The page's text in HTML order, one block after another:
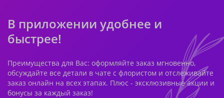
В приложении удобнее и
быстрее!
Преимущества для Вас: оформляйте заказ мгновенно,
обсуждайте все детали в чате с флористом и отслеживайте
заказ онлайн на всех этапах. Плюс - эксклюзивные акции и
бонусы за каждый заказ!